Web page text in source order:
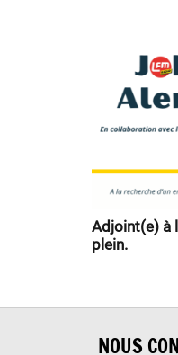
Adjoint(e) à
plein.
NOUS